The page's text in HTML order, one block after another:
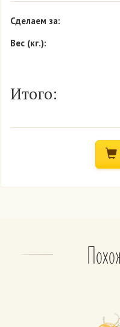
сливками.
Джем: из
Торт
Крем: шоколадный
Медово-
Бисквит: медовые-
шоколадный.
– свежемороженые
–
На выбор, не более
Сделаем за:
Вес (кг.):
Итого: